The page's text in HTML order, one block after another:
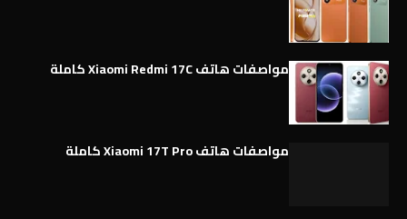
مواصفات هاتف Xiaomi Redmi 17C كاملة
مواصفات هاتف Xiaomi 17T Pro كاملة